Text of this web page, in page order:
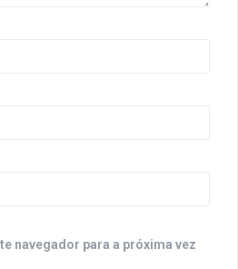
navegador para a próxima vez